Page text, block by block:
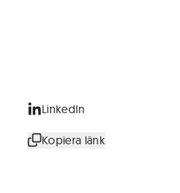
LinkedIn
Kopiera länk